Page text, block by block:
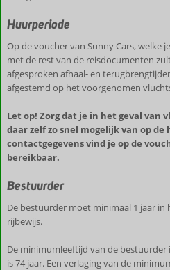
Huurperiode
Op de voucher van Sunny Cars, welke
met de rest van de reisdocumenten
afgesproken afhaal- en
afgestemd op het voorgenomen
Let op! Zorg dat je in het geval van
daar zelf zo snel mogelijk van op de
contactgegevens vind je op de
bereikbaar.
Bestuurder
De bestuurder moet minimaal 1 jaar in
rijbewijs.
De minimumleeftijd van de bestuurder
is 74 jaar. Een verlaging van de